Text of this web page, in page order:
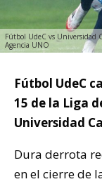
Fútbol UdeC vs Universidad
Agencia UNO
Fútbol UdeC
15 de la Liga
Universidad
Dura derrota
en el cierre de